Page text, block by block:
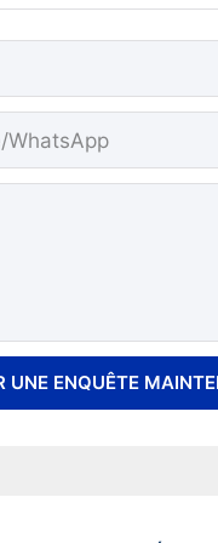
WhatsApp
UNE ENQUÊTE